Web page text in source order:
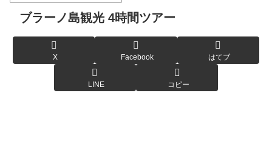
ブラーノ島観光 4時間ツアー
X Facebook はてブ
LINE コピー